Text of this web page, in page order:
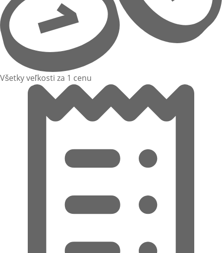
Všetky veľkosti za 1 cenu